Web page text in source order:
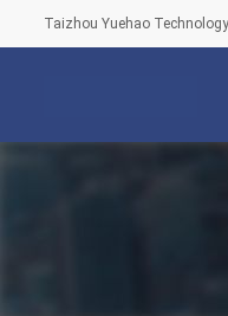
Taizhou Yuehao